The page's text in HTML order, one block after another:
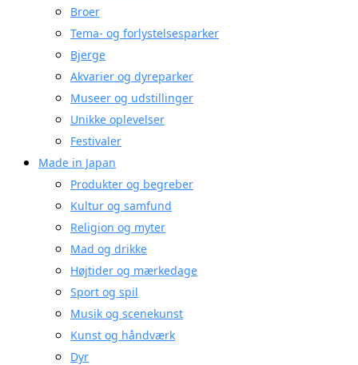
Broer
Tema- og forlystelsesparker
Bjerge
Akvarier og dyreparker
Museer og udstillinger
Unikke oplevelser
Festivaler
Made in Japan
Produkter og begreber
Kultur og samfund
Religion og myter
Mad og drikke
Højtider og mærkedage
Sport og spil
Musik og scenekunst
Kunst og håndværk
Dyr